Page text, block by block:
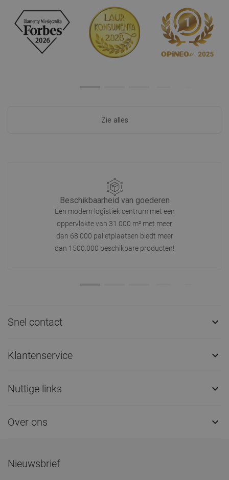
Zie alles
Beschikbaarheid van goederen
Een modern logistiek centrum met een
oppervlakte van 31.000 m² met meer
dan 68.000 palletplaatsen biedt meer
dan 1500.000 beschikbare producten!
Snel contact 
Klantenservice 
Nuttige links 
Over ons 
Nieuwsbrief